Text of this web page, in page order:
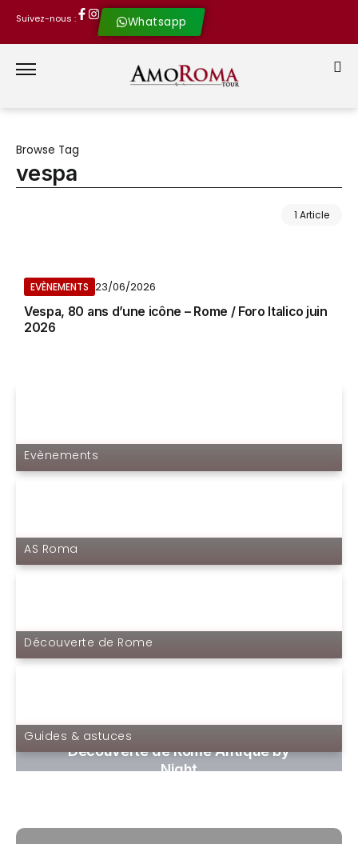
Suivez-nous : Whatsapp
Browse Tag
vespa
1 Article
EVÈNEMENTS 23/06/2026
Vespa, 80 ans d’une icône – Rome / Foro Italico juin
2026
Evènements
AS Roma
Découverte de Rome
Guides & astuces
Découverte de Rome Antique by
Night